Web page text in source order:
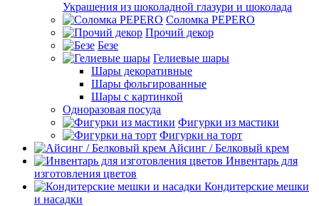
Украшения из шоколадной глазури и шоколада
Соломка PEPERO
Прочий декор
Безе
Гелиевые шары
Шары декоративные
Шары фольгированные
Шары с картинкой
Одноразовая посуда
Фигурки из мастики
Фигурки на торт
Айсинг / Белковый крем
Инвентарь для
изготовления цветов
Кондитерские мешки
и насадки